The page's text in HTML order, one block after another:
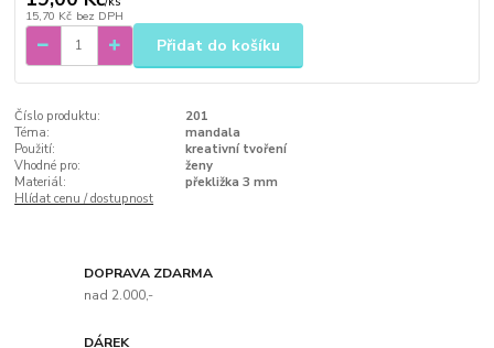
15,70 Kč bez DPH
Přidat do košíku
Číslo produktu:
201
Téma:
mandala
Použití:
kreativní tvoření
Vhodné pro:
ženy
Materiál:
překližka 3 mm
Hlídat cenu / dostupnost
DOPRAVA ZDARMA
nad 2.000,-
DÁREK